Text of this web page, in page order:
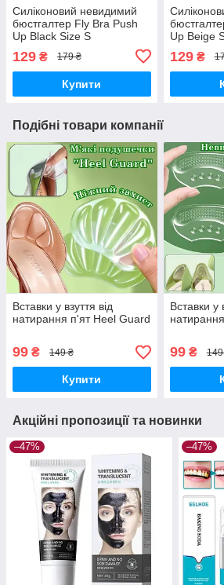
Силіконовий невидимий
бюстгалтер Fly Bra Рush
Up Black Size S
129 ₴ 179 ₴
Купити
Up Beigе
129₴
Подібні товари компанії
Вставки у взуття від
натирання п'ят Heel Guard
99 ₴ 149 ₴
Купити
Вставки у
99₴
Акційні пропозиції та новинки
–47% –47%